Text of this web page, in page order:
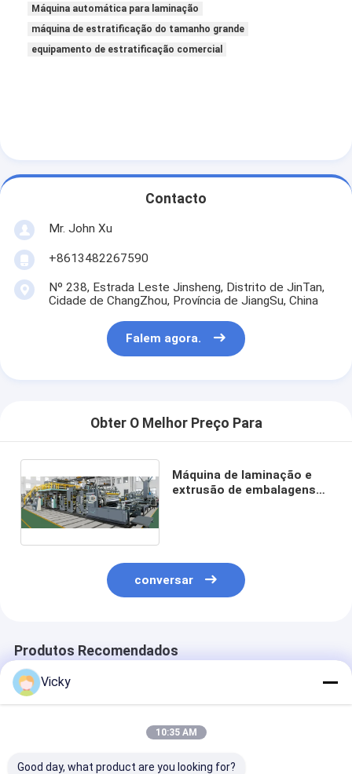
Máquina automática para laminação
máquina de estratificação do tamanho grande
equipamento de estratificação comercial
Contacto
Mr. John Xu
+8613482267590
Nº 238, Estrada Leste Jinsheng, Distrito de JinTan,
Cidade de ChangZhou, Província de JiangSu, China
Falem agora.
Obter O Melhor Preço Para
Máquina de laminação e
extrusão de embalagens
conversar
Produtos Recomendados
Vicky
10:35 AM
Good day, what product are you looking for?